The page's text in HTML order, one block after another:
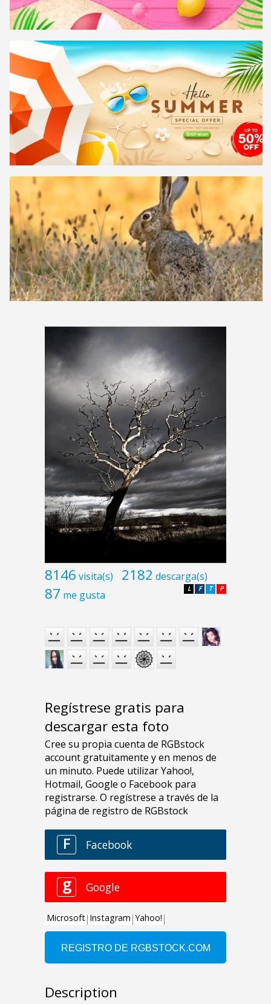
8146 visita(s) 2182 descarga(s)
87 me gusta P
T
F
L
Regístrese gratis para
descargar esta foto
Description